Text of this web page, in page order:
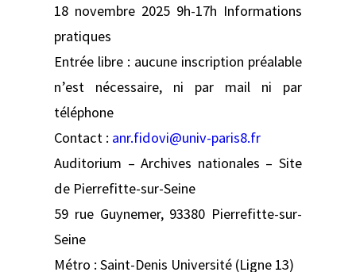
18 novembre 2025 9h-17h Informations
pratiques
Entrée libre : aucune inscription préalable
n’est nécessaire, ni par mail ni par
téléphone
Contact : anr.fidovi@univ-paris8.fr
Auditorium – Archives nationales – Site
de Pierrefitte-sur-Seine
59 rue Guynemer, 93380 Pierrefitte-sur-
Seine
Métro : Saint-Denis Université (Ligne 13)